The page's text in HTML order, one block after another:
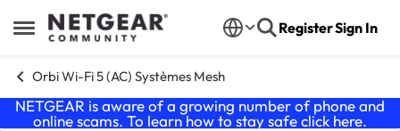
Open Side Menu
Skip to content RegisterSign In
Orbi Wi-Fi 5 (AC) Systèmes Mesh
NETGEAR is aware of a growing number of phone and
online scams. To learn how to stay safe click here.